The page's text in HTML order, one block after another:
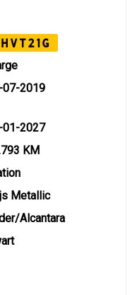
HVT21G
07-2019
01-2027
KM
Metallic
Alcantara